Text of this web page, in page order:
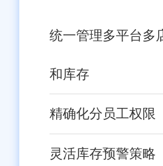
统一管理多平台多
和库存
精确化分员工权限
灵活库存预警策略